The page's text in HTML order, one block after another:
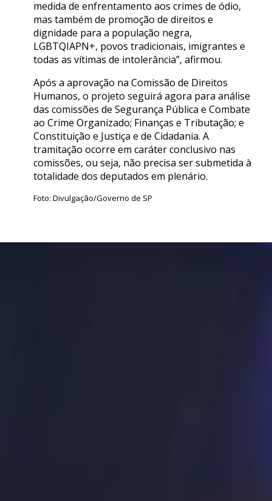
medida de enfrentamento aos crimes de ódio,
mas também de promoção de direitos e
dignidade para a população negra,
LGBTQIAPN+, povos tradicionais, imigrantes e
todas as vítimas de intolerância”, afirmou.
Após a aprovação na Comissão de Direitos
Humanos, o projeto seguirá agora para análise
das comissões de Segurança Pública e Combate
ao Crime Organizado; Finanças e Tributação; e
Constituição e Justiça e de Cidadania. A
tramitação ocorre em caráter conclusivo nas
comissões, ou seja, não precisa ser submetida à
totalidade dos deputados em plenário.
Foto: Divulgação/Governo de SP